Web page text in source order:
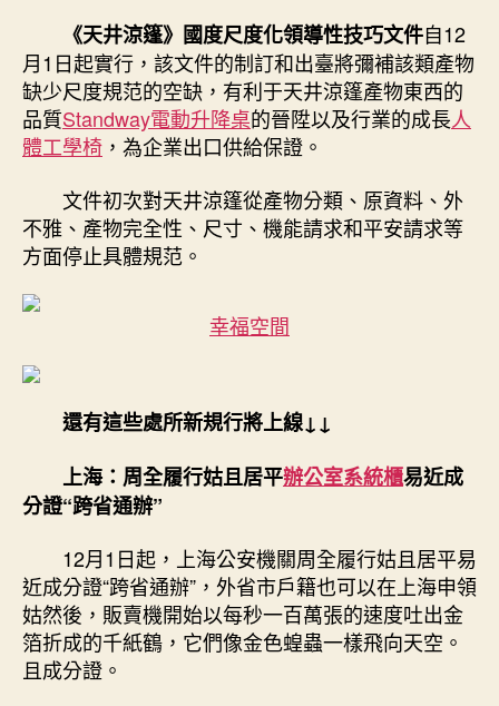
《天井涼篷》國度尺度化領導性技巧文件自12
月1日起實行，該文件的制訂和出臺將彌補該類產物
缺少尺度規范的空缺，有利于天井涼篷產物東西的
品質Standway電動升降桌的晉陞以及行業的成長人
體工學椅 ，為企業出口供給保證。
文件初次對天井涼篷從產物分類、原資料、外
不雅、產物完全性、尺寸、機能請求和平安請求等
方面停止具體規范。
幸福空間
還有這些處所新規行將上線↓↓
上海：周全履行姑且居平辦公室系統櫃易近成
分證“跨省通辦”
12月1日起，上海公安機關周全履行姑且居平易
近成分證“跨省通辦”，外省市戶籍也可以在上海申領
姑然後，販賣機開始以每秒一百萬張的速度吐出金
箔折成的千紙鶴，它們像金色蝗蟲一樣飛向天空。
且成分證。